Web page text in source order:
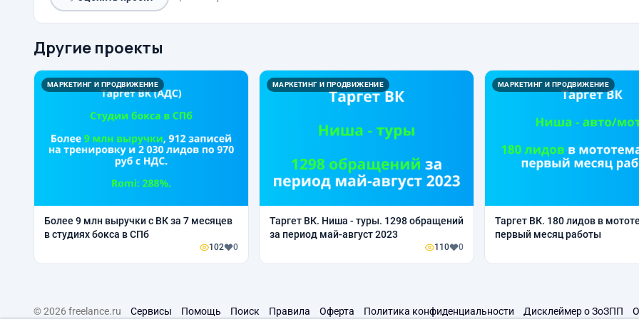
Другие проекты
МАРКЕТИНГ И ПРОДВИЖЕНИЕ
Более 9 млн выручки с ВК за 7 месяцев
в студиях бокса в СПб
102 0
МАРКЕТИНГ И ПРОДВИЖЕНИЕ
Таргет ВК. Ниша - туры. 1298 обращений
за период май-август 2023
110 0
МАРКЕТИНГ И ПРОДВИЖЕНИЕ
Таргет ВК. 180 лидов в
первый месяц работы
© 2026 freelance.ru Сервисы Помощь Поиск Правила Оферта Политика конфиденциальности Дисклеймер о ЗоЗПП